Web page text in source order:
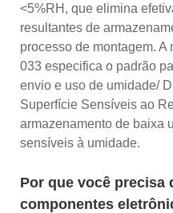
<5%RH, que elimina
resultantes de
processo de montagem.
033 especifica o padrão
envio e uso de umidade/
Superfície Sensíveis ao
armazenamento de baixa
sensíveis à umidade.
Por que você precisa
componentes